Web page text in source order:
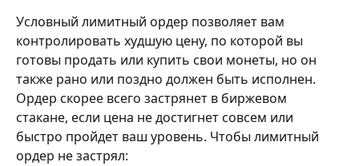
Условный лимитный ордер позволяет вам
контролировать худшую цену, по которой вы
готовы продать или купить свои монеты, но он
также рано или поздно должен быть исполнен.
Ордер скорее всего застрянет в биржевом
стакане, если цена не достигнет совсем или
быстро пройдет ваш уровень. Чтобы лимитный
ордер не застрял: